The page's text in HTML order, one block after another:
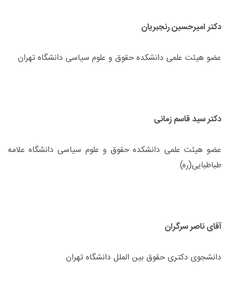
دکتر امیرحسین رنجبریان
عضو هیئت علمی دانشکده حقوق و علوم سیاسی دانشگاه تهران
دکتر سید قاسم زمانی
عضو هیئت علمی دانشکده حقوق و علوم سیاسی دانشگاه علامه
طباطبایی(ره)
آقای ناصر سرگران
دانشجوی دکتری حقوق بین الملل دانشگاه تهران